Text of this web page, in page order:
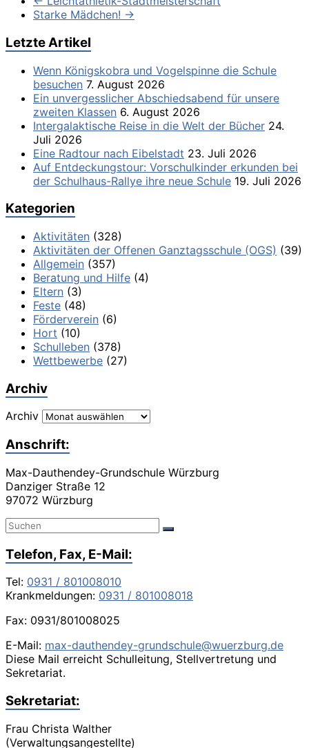
Starke Mädchen! →
Letzte Artikel
Wenn Königskobra und Vogelspinne die Schule
besuchen 7. August 2026
Ein unvergesslicher Abschiedsabend für unsere
zweiten Klassen 6. August 2026
Intergalaktische Reise in die Welt der Bücher 24.
Juli 2026
Eine Radtour nach Eibelstadt 23. Juli 2026
Auf Entdeckungstour: Vorschulkinder erkunden bei
der Schulhaus-Rallye ihre neue Schule 19. Juli 2026
Kategorien
Aktivitäten (328)
Aktivitäten der Offenen Ganztagsschule (OGS) (39)
Allgemein (357)
Beratung und Hilfe (4)
Eltern (3)
Feste (48)
Förderverein (6)
Hort (10)
Schulleben (378)
Wettbewerbe (27)
Archiv
Archiv
Anschrift:
Max-Dauthendey-Grundschule Würzburg
Danziger Straße 12
97072 Würzburg
Telefon, Fax, E-Mail:
Tel: 0931 / 801008010
Krankmeldungen: 0931 / 801008018
Fax: 0931/801008025
E-Mail: max-dauthendey-grundschule@wuerzburg.de
Diese Mail erreicht Schulleitung, Stellvertretung und
Sekretariat.
Sekretariat:
Frau Christa Walther
(Verwaltungsangestellte)